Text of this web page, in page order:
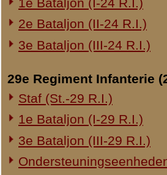
4e Compagnie Pioniers (4 C.P.)
4e Mitrailleurcompagnie (4 M.C.)
4-II Auto Bataljon
11e Grens Bataljon (11 G.B.)
1e Bataljon (I-46 R.I.)
Overige artillerie-onderdelen
Rijnbatterij
1e Afdeling (I-15 R.A.)
2e Artillerie Meet Compagnie